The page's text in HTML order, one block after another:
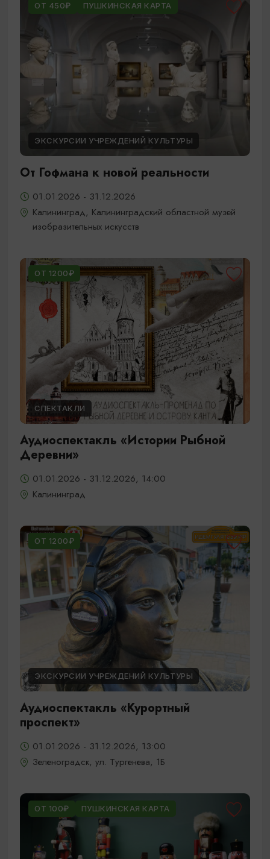
ОТ 450₽ ПУШКИНСКАЯ КАРТА
ЭКСКУРСИИ УЧРЕЖДЕНИЙ КУЛЬТУРЫ
От Гофмана к новой реальности
01.01.2026 - 31.12.2026
Калининград, Калининградский областной музей
изобразительных искусств
ОТ 1200₽
СПЕКТАКЛИ
Аудиоспектакль «Истории Рыбной
Деревни»
01.01.2026 - 31.12.2026, 14:00
Калининград
ОТ 1200₽
ЭКСКУРСИИ УЧРЕЖДЕНИЙ КУЛЬТУРЫ
Аудиоспектакль «Курортный
проспект»
01.01.2026 - 31.12.2026, 13:00
Зеленоградск, ул. Тургенева, 1Б
ОТ 100₽ ПУШКИНСКАЯ КАРТА